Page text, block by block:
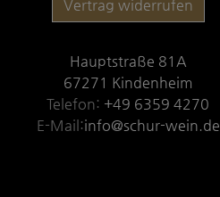
Vertrag widerrufen
Hauptstraße 81A
67271 Kindenheim
Telefon: +49 6359 4270
E-Mail:info@schur-wein.de